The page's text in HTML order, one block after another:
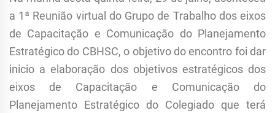
a 1ª Reunião virtual do Grupo de Trabalho dos eixos
de Capacitação e Comunicação do Planejamento
Estratégico do CBHSC, o objetivo do encontro foi dar
inicio a elaboração dos objetivos estratégicos dos
eixos de Capacitação e Comunicação do
Planejamento Estratégico do Colegiado que terá